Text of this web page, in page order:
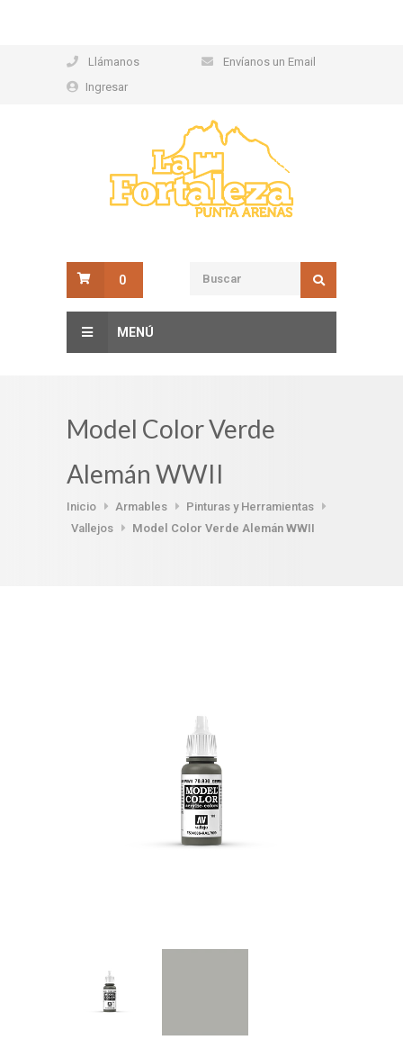
Llámanos
Envíanos un Email
Ingresar
0
MENÚ
Model Color Verde
Alemán WWII
Inicio Armables
Pinturas y Herramientas
Vallejos
Model Color Verde Alemán WWII